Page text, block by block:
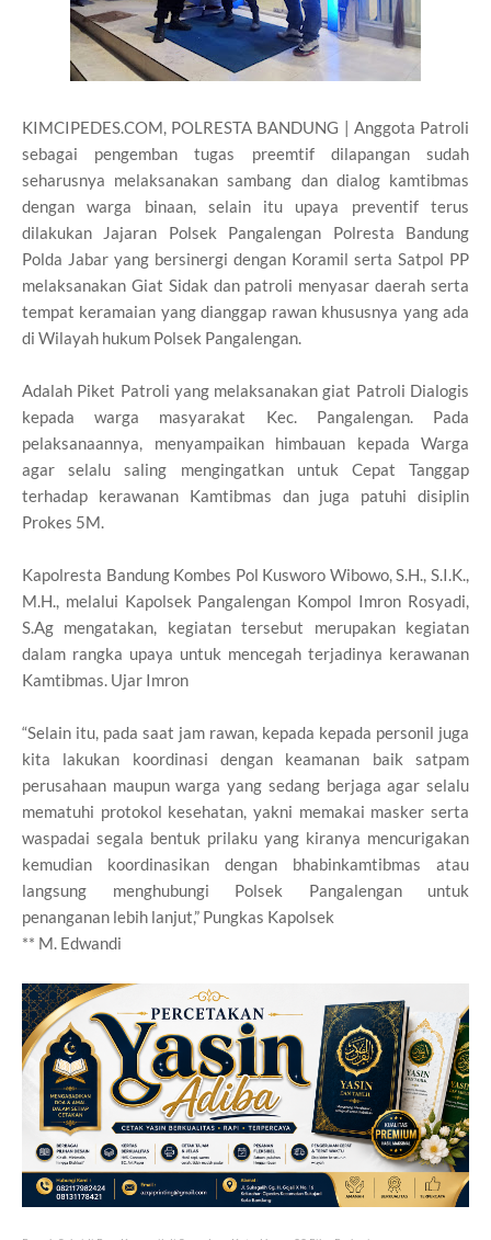
KIMCIPEDES.COM, POLRESTA BANDUNG | Anggota Patroli
sebagai pengemban tugas preemtif dilapangan sudah
seharusnya melaksanakan sambang dan dialog kamtibmas
dengan warga binaan, selain itu upaya preventif terus
dilakukan Jajaran Polsek Pangalengan Polresta Bandung
Polda Jabar yang bersinergi dengan Koramil serta Satpol PP
melaksanakan Giat Sidak dan patroli menyasar daerah serta
tempat keramaian yang dianggap rawan khususnya yang ada
di Wilayah hukum Polsek Pangalengan.
Adalah Piket Patroli yang melaksanakan giat Patroli Dialogis
kepada warga masyarakat Kec. Pangalengan. Pada
pelaksanaannya, menyampaikan himbauan kepada Warga
agar selalu saling mengingatkan untuk Cepat Tanggap
terhadap kerawanan Kamtibmas dan juga patuhi disiplin
Prokes 5M.
Kapolresta Bandung Kombes Pol Kusworo Wibowo, S.H., S.I.K.,
M.H., melalui Kapolsek Pangalengan Kompol Imron Rosyadi,
S.Ag mengatakan, kegiatan tersebut merupakan kegiatan
dalam rangka upaya untuk mencegah terjadinya kerawanan
Kamtibmas. Ujar Imron
“Selain itu, pada saat jam rawan, kepada kepada personil juga
kita lakukan koordinasi dengan keamanan baik satpam
perusahaan maupun warga yang sedang berjaga agar selalu
mematuhi protokol kesehatan, yakni memakai masker serta
waspadai segala bentuk prilaku yang kiranya mencurigakan
kemudian koordinasikan dengan bhabinkamtibmas atau
langsung menghubungi Polsek Pangalengan untuk
penanganan lebih lanjut,” Pungkas Kapolsek
** M. Edwandi